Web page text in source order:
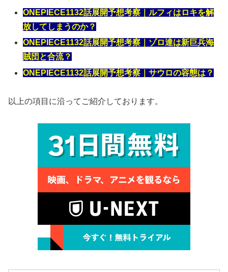
ONEPIECE1132話展開予想考察｜ルフィはロキを解
放してしまうのか？
ONEPIECE1132話展開予想考察｜ゾロ達は新巨兵海
賊団と合流？
ONEPIECE1132話展開予想考察｜サウロの容態は？
以上の項目に沿ってご紹介しております。